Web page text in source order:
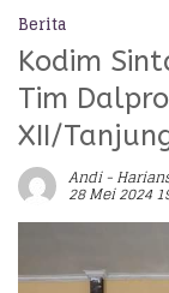
Berita
Kodim
Tim
XII/
Andi -
28 Mei 2024